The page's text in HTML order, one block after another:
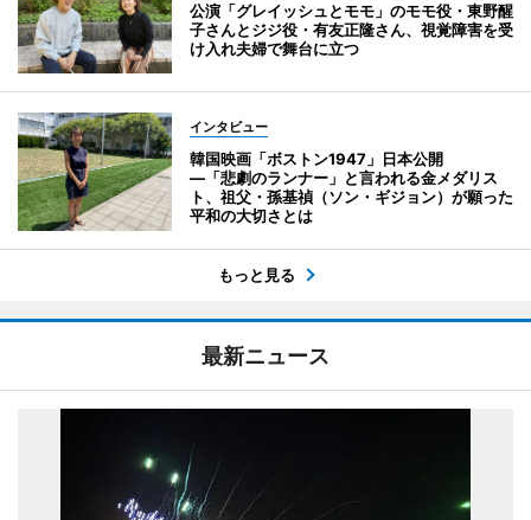
公演「グレイッシュとモモ」のモモ役・東野醒
子さんとジジ役・有友正隆さん、視覚障害を受
け入れ夫婦で舞台に立つ
インタビュー
韓国映画「ボストン1947」日本公開
―「悲劇のランナー」と言われる金メダリス
ト、祖父・孫基禎（ソン・ギジョン）が願った
平和の大切さとは
もっと見る
最新ニュース